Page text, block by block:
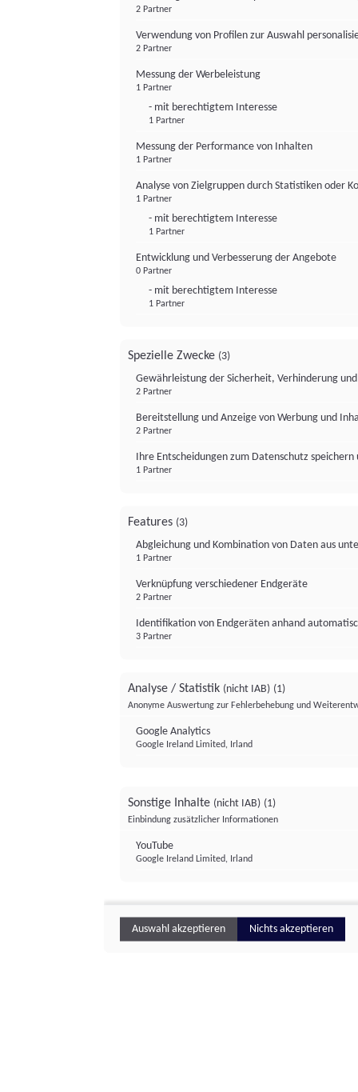
2 Partner
Verwendung von Profilen zur Auswahl
2 Partner
Messung der Werbeleistung
1 Partner
- mit berechtigtem Interesse
1 Partner
Messung der Performance von Inhalten
1 Partner
Analyse von Zielgruppen durch Statistiken oder
1 Partner
- mit berechtigtem Interesse
1 Partner
Entwicklung und Verbesserung der Angebote
0 Partner
- mit berechtigtem Interesse
1 Partner
Spezielle Zwecke (3)
Gewährleistung der Sicherheit, Verhinderung
2 Partner
Bereitstellung und Anzeige von Werbung und
2 Partner
Ihre Entscheidungen zum Datenschutz
1 Partner
Features (3)
Abgleichung und Kombination von Daten aus
1 Partner
Verknüpfung verschiedener Endgeräte
2 Partner
Identifikation von Endgeräten anhand
3 Partner
Analyse / Statistik (nicht IAB) (1)
Anonyme Auswertung zur Fehlerbehebung und
Google Analytics
Google Ireland Limited, Irland
Sonstige Inhalte (nicht IAB) (1)
Einbindung zusätzlicher Informationen
YouTube
Google Ireland Limited, Irland
Auswahl akzeptieren Nichts akzeptieren